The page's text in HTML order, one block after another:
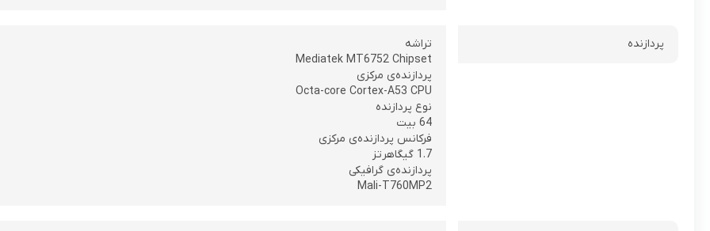
پردازنده
تراشه
Mediatek MT6752 Chipset
پردازنده‌ی مرکزی
Octa-core Cortex-A53 CPU
نوع پردازنده
64 بیت
فرکانس پردازنده‌ی مرکزی
1.7 گیگاهرتز
پردازنده‌ی گرافیکی
Mali-T760MP2